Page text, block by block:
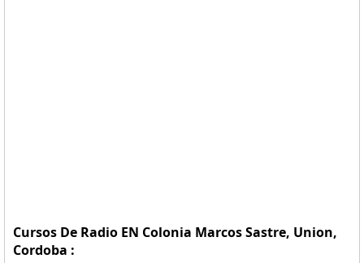
Cursos De Radio EN Colonia Marcos Sastre, Union,
Cordoba :